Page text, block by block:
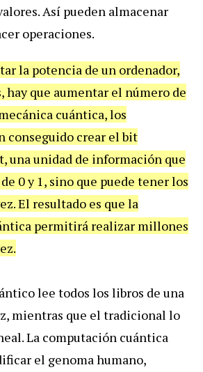
Así pueden almacenar
operaciones.
la potencia de un ordenador,
hay que aumentar el número de
cuántica, los
conseguido crear el bit
una unidad de información que
0 y 1, sino que puede tener los
El resultado es que la
permitirá realizar millones
lee todos los libros de una
mientras que el tradicional lo
La computación cuántica
el genoma humano,